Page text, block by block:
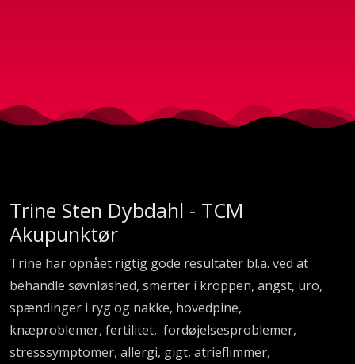
Trine Sten Dybdahl - TCM
Akupunktør
Trine har opnået rigtig gode resultater bl.a. ved at
behandle søvnløshed, smerter i kroppen, angst, uro,
spændinger i ryg og nakke, hovedpine,
knæproblemer, fertilitet, fordøjelsesproblemer,
stresssymptomer, allergi, gigt, atrieflimmer,